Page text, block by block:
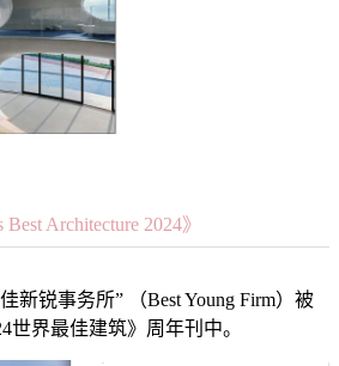
Architecture 2024》
新锐事务所” （Best Young Firm）被
世界最佳建筑》周年刊中。